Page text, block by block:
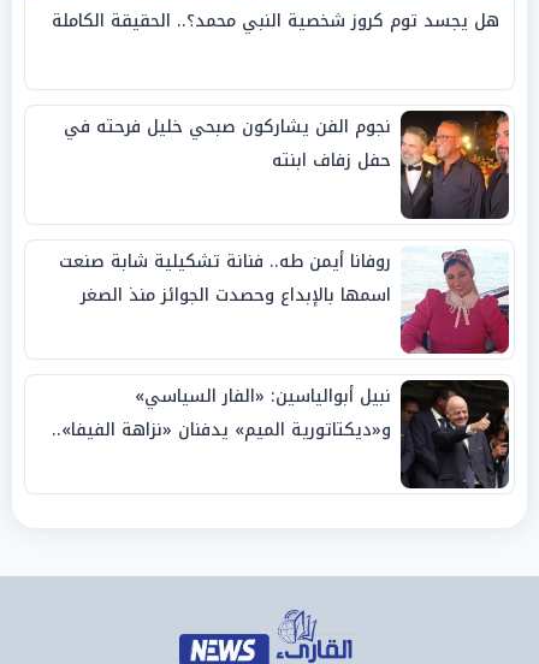
هل يجسد توم كروز شخصية النبي محمد؟.. الحقيقة الكاملة
نجوم الفن يشاركون صبحي خليل فرحته في
حفل زفاف ابنته
روفانا أيمن طه.. فنانة تشكيلية شابة صنعت
اسمها بالإبداع وحصدت الجوائز منذ الصغر
نبيل أبوالياسين: «الفار السياسي»
و«ديكتاتورية الميم» يدفنان «نزاهة الفيفا»..